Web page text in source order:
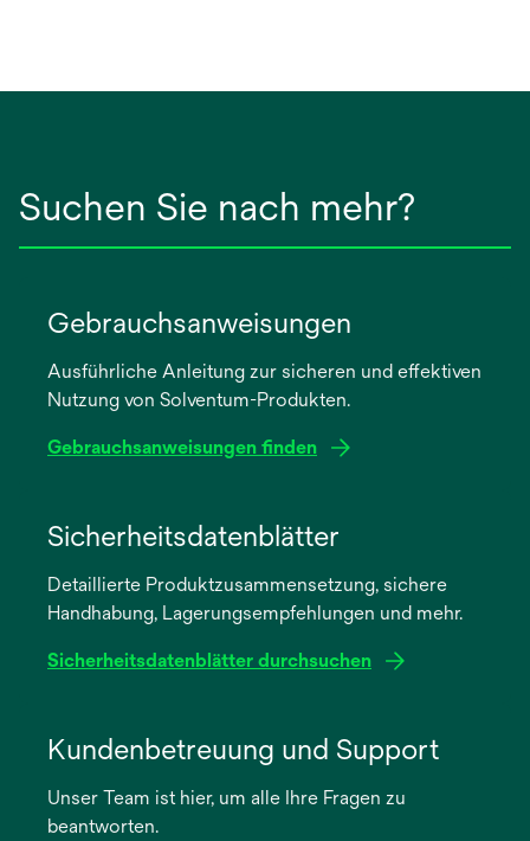
Suchen Sie nach mehr?
Gebrauchsanweisungen
Ausführliche Anleitung zur sicheren und effektiven
Nutzung von Solventum-Produkten.
Gebrauchsanweisungen finden
neuen
Registerkarte
Sicherheitsdatenblätter
Detaillierte Produktzusammensetzung, sichere
Handhabung, Lagerungsempfehlungen und mehr.
Sicherheitsdatenblätter durchsuchen
neuen
Registerkarte
Kundenbetreuung und Support
Unser Team ist hier, um alle Ihre Fragen zu
beantworten.